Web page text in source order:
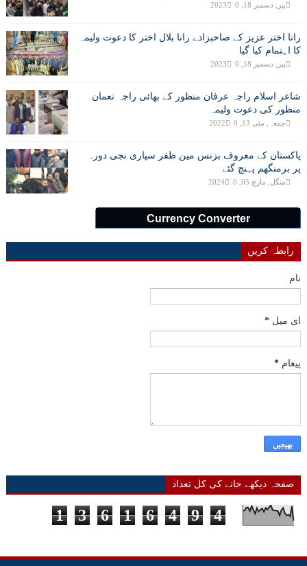
پیر, دسمبر 18, 2023 0
رانا اختر عزیز کے صاحبزادے رانا بلال اختر کا دعوت ولیمہ
کا اہتمام کیا گیا
پیر, دسمبر 18, 2023 0
شاعر اسلام راجہ عرفان منظور کے بھائی راجہ نعمان
منظور کی دعوت ولیمہ
جمعہ, مئی 13, 2022 0
پاکستان کے معروف بزنس مین ظفر سپاری نجی دورہ
پر برمنگھم پہنچ گئے
منگل, مارچ 05, 2024 0
Currency Converter
رابطہ کریں
نام
ای میل *
پیغام *
صفحہ دیکھے جانے کی کل تعداد
1 3 6 1 6 4 9 4